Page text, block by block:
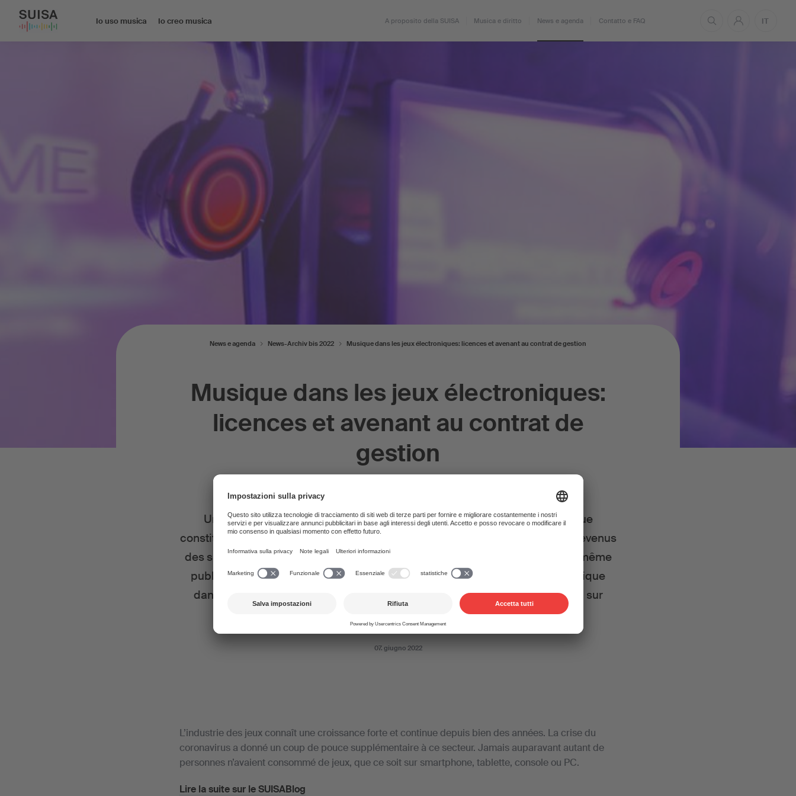
Io uso musica Io creo musica A proposito della SUISA Musica e diritto News e agenda Contatto e FAQ IT
Musique dans les jeux électroniques:
licences et avenant au contrat de
gestion
Un jeu électronique silencieux? Tout simplement inimaginable! La musique
constitue souvent un élément clé d’un jeu. De nombreux jeux sont d’ailleurs devenus
des succès précisément grâce à la musique, et souvent, une bande-son est même
publiée séparément. Comment procéder en matière de licence pour la musique
dans ce type de jeux, et qu’en est-il du nouvel avenant au contrat de gestion sur
News e agenda News-Archiv bis 2022 Musique dans les jeux électroniques: licences et avenant au contrat de gestion
07. giugno 2022
L’industrie des jeux connaît une croissance forte et continue depuis bien des années. La crise du
coronavirus a donné un coup de pouce supplémentaire à ce secteur. Jamais auparavant autant de
personnes n’avaient consommé de jeux, que ce soit sur smartphone, tablette, console ou PC.
Lire la suite sur le SUISABlog